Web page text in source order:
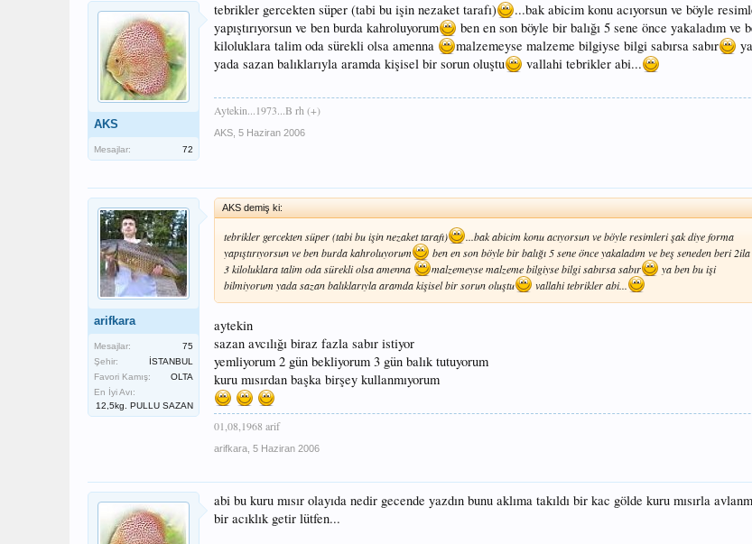
AKS
Mesajlar: 72
tebrikler gercekten süper (tabi bu işin nezaket tarafı)
...bak abicim konu acıyorsun ve böyle
yapıştırıyorsun ve ben burda kahroluyorum
ben en son böyle bir balığı 5 sene önce yakaladım ve
kiloluklara talim oda sürekli olsa amenna
malzemeyse malzeme bilgiyse bilgi sabırsa sabır
yada sazan balıklarıyla aramda kişisel bir sorun oluştu
vallahi tebrikler abi...
Aytekin...1973...B rh (+)
AKS 5 Haziran 2006
arifkara
Mesajlar:
75
Şehir:
İSTANBUL
Favori Kamış:
OLTA
En İyi Avı:
12,5kg. PULLU SAZAN
AKS demiş ki:
tebrikler gercekten süper (tabi bu işin nezaket tarafı)
...bak abicim konu acıyorsun ve böyle resimleri şak diye forma
yapıştırıyorsun ve ben burda kahroluyorum
ben en son böyle bir balığı 5 sene önce yakaladım ve beş seneden beri 2ila
3 kiloluklara talim oda sürekli olsa amenna
malzemeyse malzeme bilgiyse bilgi sabırsa sabır
ya ben bu işi
bilmiyorum yada sazan balıklarıyla aramda kişisel bir sorun oluştu
vallahi tebrikler abi...
aytekin
sazan avcılığı biraz fazla sabır istiyor
yemliyorum 2 gün bekliyorum 3 gün balık tutuyorum
kuru mısırdan başka birşey kullanmıyorum
01,08,1968 arif
arifkara 5 Haziran 2006
abi bu kuru mısır olayıda nedir gecende yazdın bunu aklıma takıldı bir kac gölde kuru mısırla
bir acıklık getir lütfen...